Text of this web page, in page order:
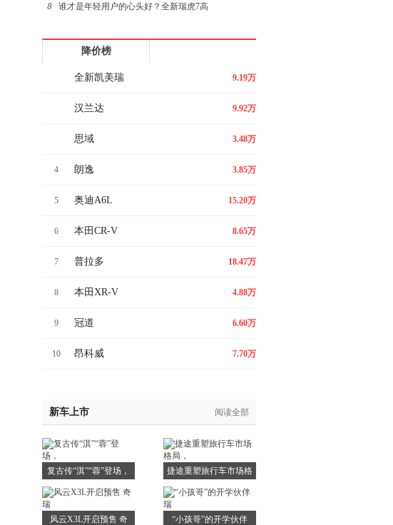
8 谁才是年轻用户的心头好？全新瑞虎7高
15-20万级SUV，瑞虎9 C-D
降价榜
全新凯美瑞 9.19万
汉兰达 9.92万
思域 3.48万
4 朗逸 3.85万
5 奥迪A6L 15.20万
6 本田CR-V 8.65万
7 普拉多 18.47万
8 本田XR-V 4.88万
9 冠道 6.60万
10 昂科威 7.70万
新车上市 阅读全部
复古传“淇”“蓉”登场，
捷途重塑旅行车市场格
局，
风云X3L开启预售 奇
“小孩哥”的开学伙伴